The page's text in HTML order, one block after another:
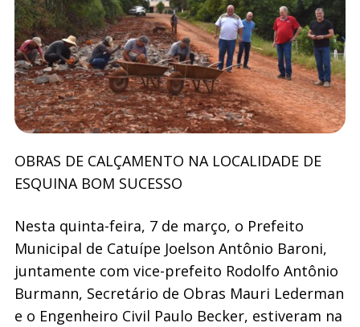
OBRAS DE CALÇAMENTO NA LOCALIDADE DE
ESQUINA BOM SUCESSO
Nesta quinta-feira, 7 de março, o Prefeito
Municipal de Catuípe Joelson Antônio Baroni,
juntamente com vice-prefeito Rodolfo Antônio
Burmann, Secretário de Obras Mauri Lederman
e o Engenheiro Civil Paulo Becker, estiveram na